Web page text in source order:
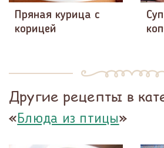
Пряная курица с
корицей
Другие рецепты в
«Блюда из птицы»